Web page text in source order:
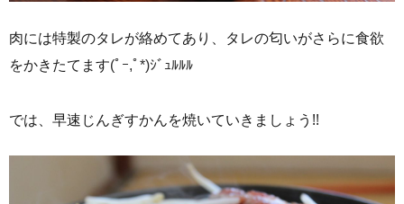
肉には特製のタレが絡めてあり、タレの匂いがさらに食欲
をかきたてます(ﾟｰ,ﾟ*)ｼﾞｭﾙﾙﾙ
では、早速じんぎすかんを焼いていきましょう!!